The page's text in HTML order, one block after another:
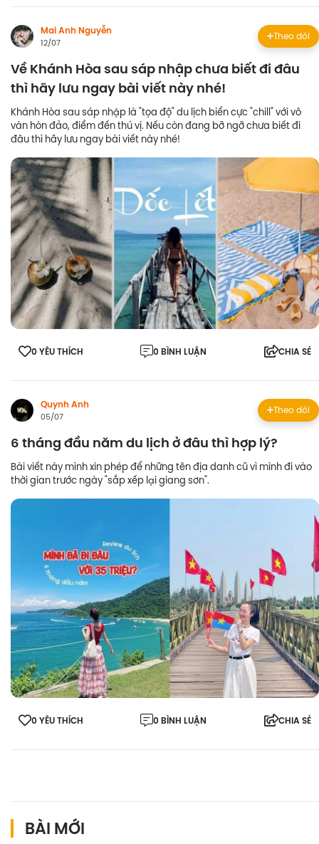
Mai Anh Nguyễn
12/07
Theo dõi
Về Khánh Hòa sau sáp nhập chưa biết đi đâu
thì hãy lưu ngay bài viết này nhé!
Khánh Hòa sau sáp nhập là "tọa độ" du lịch biển cực "chill" với vô
vàn hòn đảo, điểm đến thú vị. Nếu còn đang bỡ ngỡ chưa biết đi
đâu thì hãy lưu ngay bài viết này nhé!
0 YÊU THÍCH 0 BÌNH LUẬN CHIA SẺ
Quynh Anh
05/07
Theo dõi
6 tháng đầu năm du lịch ở đâu thì hợp lý?
Bài viết này mình xin phép để những tên địa danh cũ vì mình đi vào
thời gian trước ngày "sắp xếp lại giang sơn".
0 YÊU THÍCH 0 BÌNH LUẬN CHIA SẺ
BÀI MỚI